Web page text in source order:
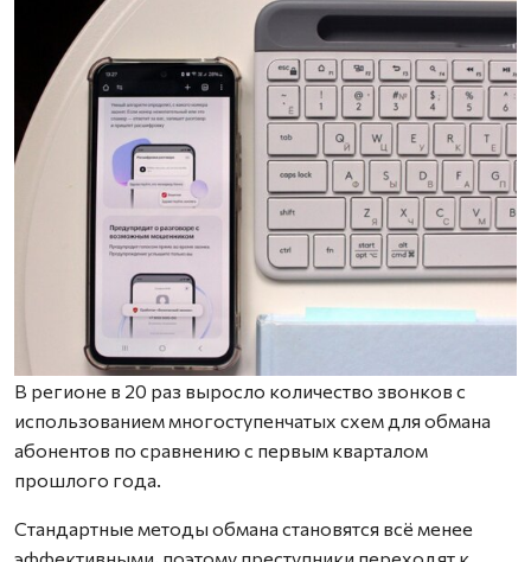
В регионе в 20 раз выросло количество звонков с
использованием многоступенчатых схем для обмана
абонентов по сравнению с первым кварталом
прошлого года.
Стандартные методы обмана становятся всё менее